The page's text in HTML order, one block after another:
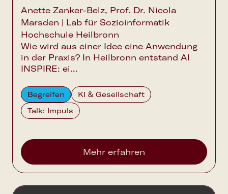
Anette Zanker-Belz, Prof. Dr. Nicola
Marsden | Lab für Sozioinformatik
Hochschule Heilbronn
Wie wird aus einer Idee eine Anwendung
in der Praxis? In Heilbronn entstand Al
INSPIRE: ei...
Begreifen
KI & Gesellschaft
Talk: Impuls
Mehr erfahren